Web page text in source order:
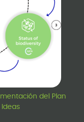
del Plan